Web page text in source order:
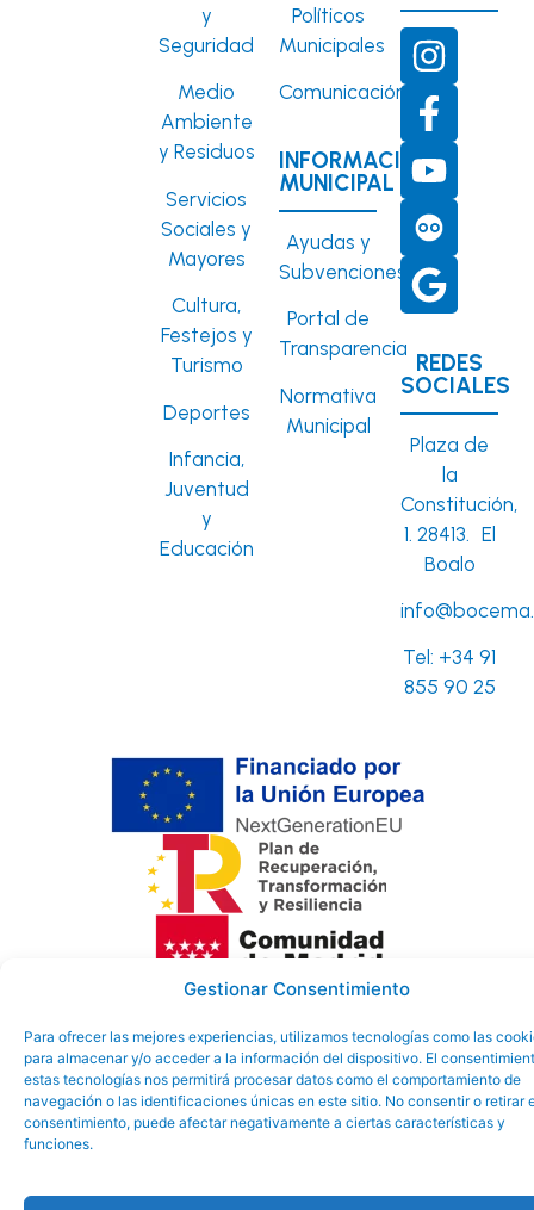
Gestionar Consentimiento
Para ofrecer las mejores experiencias, utilizamos tecnologías como las
para almacenar y/o acceder a la información del dispositivo. El
estas tecnologías nos permitirá procesar datos como el comportamiento de
navegación o las identificaciones únicas en este sitio. No consentir o retirar
consentimiento, puede afectar negativamente a ciertas características y
funciones.
y
Seguridad
Medio
Ambiente
y Residuos
Servicios
Sociales y
Mayores
Cultura,
Festejos y
Turismo
Deportes
Infancia,
Juventud
y
Educación
Políticos
Municipales
Comunicación
INFORMACIÓN
MUNICIPAL
Ayudas y
Subvenciones
Portal de
Transparencia
Normativa
Municipal
REDES
SOCIALES
Plaza de
la
Constitución,
1. 28413. El
Boalo
Tel: +34 91
855 90 25
Ayuntamiento
de El Boalo-
Cerceda y
Mataelpino
privacidad
Cookies